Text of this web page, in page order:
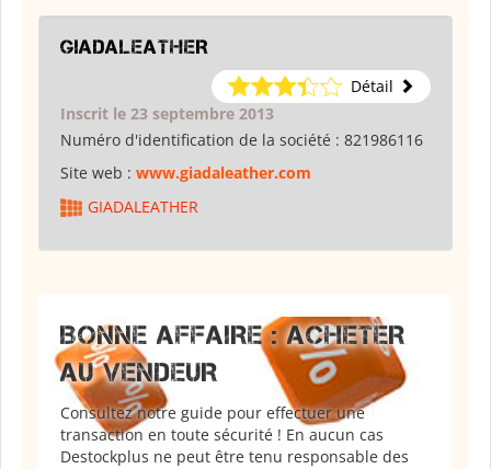
GIADALEATHER
Détail
Inscrit le 23 septembre 2013
Numéro d'identification de la société : 821986116
Site web : www.giadaleather.com
GIADALEATHER
BONNE AFFAIRE : ACHETER
AU VENDEUR
Consultez notre guide pour effectuer une
transaction en toute sécurité ! En aucun cas
Destockplus ne peut être tenu responsable des